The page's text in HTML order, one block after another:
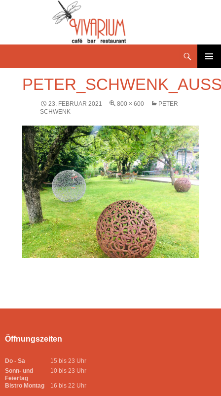
MENÜ
23. FEBRUAR 2021 800 × 600
PETER
SCHWENK
Öffnungszeiten
Do - Sa
15 bis 23 Uhr
Sonn- und
Feiertag
10 bis 23 Uhr
Bistro Montag 16 bis 22 Uhr